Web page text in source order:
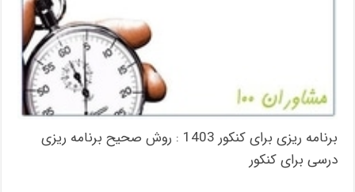
برنامه ریزی برای کنکور 1403 : روش صحیح برنامه ریزی
درسی برای کنکور